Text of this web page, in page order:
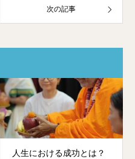
次の記事
人生における成功とは？